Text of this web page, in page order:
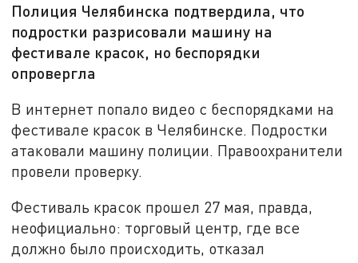
Полиция Челябинска подтвердила, что
подростки разрисовали машину на
фестивале красок, но беспорядки
опровергла
В интернет попало видео с беспорядками на
фестивале красок в Челябинске. Подростки
атаковали машину полиции. Правоохранители
провели проверку.
Фестиваль красок прошел 27 мая, правда,
неофициально: торговый центр, где все
должно было происходить, отказал